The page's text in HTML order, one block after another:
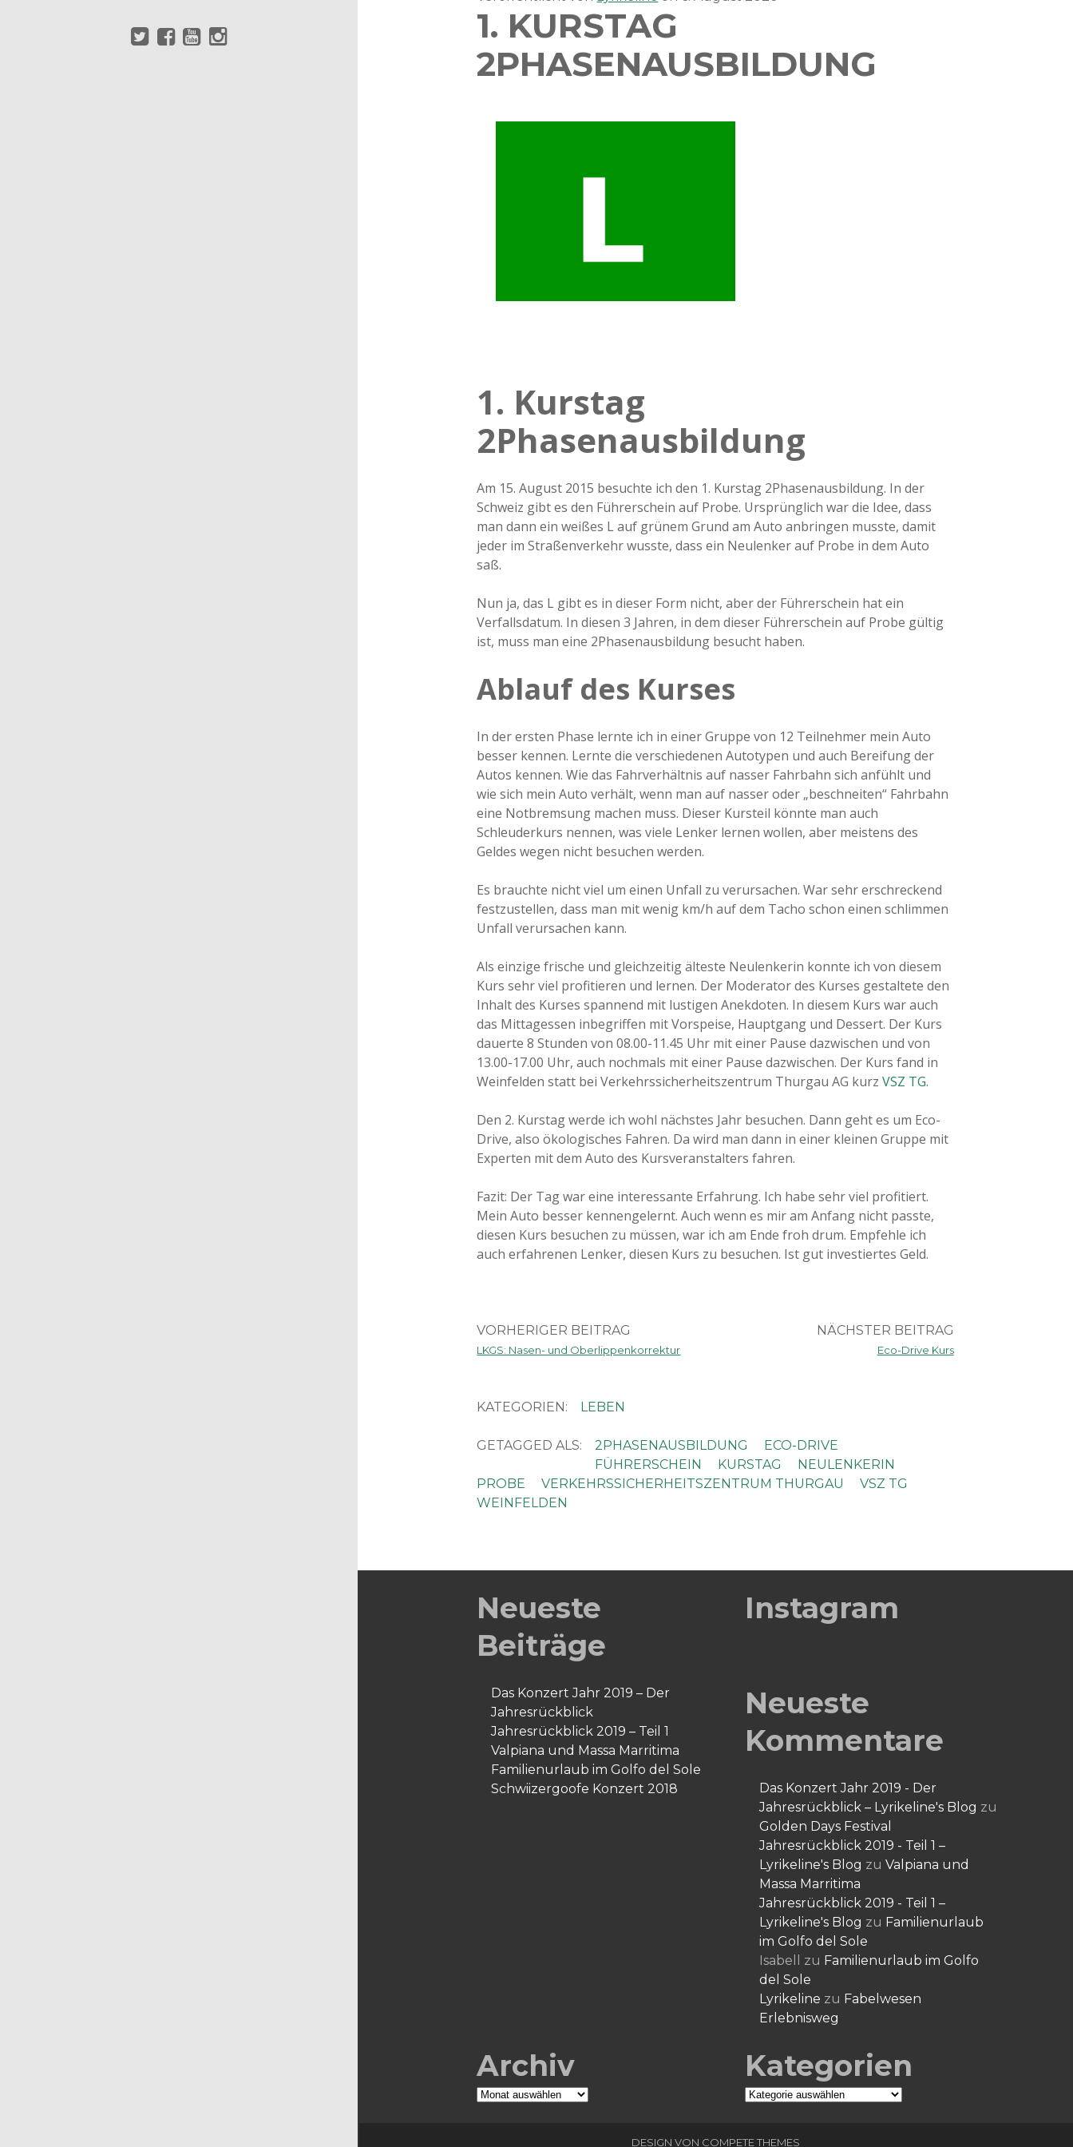
1. KURSTAG
2PHASENAUSBILDUNG
1. Kurstag
2Phasenausbildung
Am 15. August 2015 besuchte ich den 1. Kurstag 2Phasenausbildung. In der
Schweiz gibt es den Führerschein auf Probe. Ursprünglich war die Idee, dass
man dann ein weißes L auf grünem Grund am Auto anbringen musste, damit
jeder im Straßenverkehr wusste, dass ein Neulenker auf Probe in dem Auto
saß.
Nun ja, das L gibt es in dieser Form nicht, aber der Führerschein hat ein
Verfallsdatum. In diesen 3 Jahren, in dem dieser Führerschein auf Probe gültig
ist, muss man eine 2Phasenausbildung besucht haben.
Ablauf des Kurses
In der ersten Phase lernte ich in einer Gruppe von 12 Teilnehmer mein Auto
besser kennen. Lernte die verschiedenen Autotypen und auch Bereifung der
Autos kennen. Wie das Fahrverhältnis auf nasser Fahrbahn sich anfühlt und
wie sich mein Auto verhält, wenn man auf nasser oder „beschneiten“ Fahrbahn
eine Notbremsung machen muss. Dieser Kursteil könnte man auch
Schleuderkurs nennen, was viele Lenker lernen wollen, aber meistens des
Geldes wegen nicht besuchen werden.
Es brauchte nicht viel um einen Unfall zu verursachen. War sehr erschreckend
festzustellen, dass man mit wenig km/h auf dem Tacho schon einen schlimmen
Unfall verursachen kann.
Als einzige frische und gleichzeitig älteste Neulenkerin konnte ich von diesem
Kurs sehr viel profitieren und lernen. Der Moderator des Kurses gestaltete den
Inhalt des Kurses spannend mit lustigen Anekdoten. In diesem Kurs war auch
das Mittagessen inbegriffen mit Vorspeise, Hauptgang und Dessert. Der Kurs
dauerte 8 Stunden von 08.00-11.45 Uhr mit einer Pause dazwischen und von
13.00-17.00 Uhr, auch nochmals mit einer Pause dazwischen. Der Kurs fand in
Weinfelden statt bei Verkehrssicherheitszentrum Thurgau AG kurzVSZ TG.
Den 2. Kurstag werde ich wohl nächstes Jahr besuchen. Dann geht es um Eco-
Drive, also ökologisches Fahren. Da wird man dann in einer kleinen Gruppe mit
Experten mit dem Auto des Kursveranstalters fahren.
Fazit: Der Tag war eine interessante Erfahrung. Ich habe sehr viel profitiert.
Mein Auto besser kennengelernt. Auch wenn es mir am Anfang nicht passte,
diesen Kurs besuchen zu müssen, war ich am Ende froh drum. Empfehle ich
auch erfahrenen Lenker, diesen Kurs zu besuchen. Ist gut investiertes Geld.
VORHERIGER BEITRAG
LKGS: Nasen- und Oberlippenkorrektur
NÄCHSTER BEITRAG
Eco-Drive Kurs
KATEGORIEN: LEBEN
GETAGGED ALS: 2PHASENAUSBILDUNG
ECO-DRIVE
FÜHRERSCHEIN
KURSTAG
NEULENKERIN
PROBE
VERKEHRSSICHERHEITSZENTRUM THURGAU
VSZ TG
WEINFELDEN
Neueste
Beiträge
Das Konzert Jahr 2019 – Der
Jahresrückblick
Jahresrückblick 2019 – Teil 1
Valpiana und Massa Marritima
Familienurlaub im Golfo del Sole
Schwiizergoofe Konzert 2018
Instagram
Neueste
Kommentare
Das Konzert Jahr 2019 - Der
Jahresrückblick – Lyrikeline's Blog zu
Golden Days Festival
Jahresrückblick 2019 - Teil 1 –
Lyrikeline's Blog zuValpiana und
Massa Marritima
Jahresrückblick 2019 - Teil 1 –
Lyrikeline's Blog zu Familienurlaub
im Golfo del Sole
Isabell
zu Familienurlaub im Golfo
del Sole
Lyrikeline zu Fabelwesen
Erlebnisweg
Archiv
Archiv
Kategorien
Kategorien
DESIGN VON COMPETE THEMES